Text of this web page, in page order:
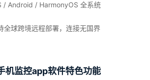
/ Android / HarmonyOS 全系统
全球跨境远程部署，连接无国界
机监控app软件特色功能